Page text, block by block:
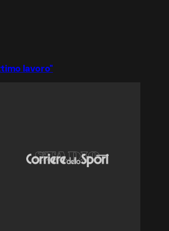
lavoro"